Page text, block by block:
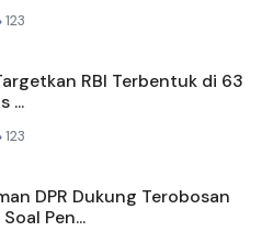
123
RBI Terbentuk di 63
...
123
DPR Dukung Terobosan
Pen...